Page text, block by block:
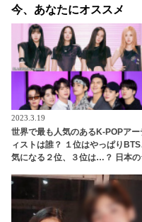
今、あなたにオススメ
2023.3.19
世界で最も人気のあるK-POPアー
ィストは誰？ １位はやっぱりBTS
気になる２位、３位は…？ 日本の
ンクイン！ 各国の個性あふれるデ
タに注目殺到